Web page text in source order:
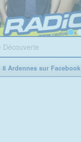
Découverte
8 Ardennes sur Facebook